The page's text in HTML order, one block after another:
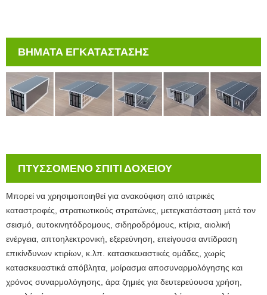
ΒΗΜΑΤΑ ΕΓΚΑΤΑΣΤΑΣΗΣ
ΠΤΥΣΣΟΜΕΝΟ ΣΠΙΤΙ ΔΟΧΕΙΟΥ
Μπορεί να χρησιμοποιηθεί για ανακούφιση από ιατρικές
καταστροφές, στρατιωτικούς στρατώνες, μετεγκατάσταση μετά τον
σεισμό, αυτοκινητόδρομους, σιδηροδρόμους, κτίρια, αιολική
ενέργεια, απτοηλεκτρονική, εξερεύνηση, επείγουσα αντίδραση
επικίνδυνων κτιρίων, κ.λπ. κατασκευαστικές ομάδες, χωρίς
κατασκευαστικά απόβλητα, μοίρασμα αποσυναρμολόγησης και
χρόνος συναρμολόγησης, άρα ζημιές για δευτερεύουσα χρήση,